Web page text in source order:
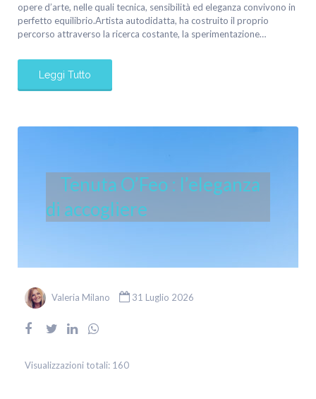
opere d’arte, nelle quali tecnica, sensibilità ed eleganza convivono in
perfetto equilibrio.Artista autodidatta, ha costruito il proprio
percorso attraverso la ricerca costante, la sperimentazione…
Leggi Tutto
Tenuta O’Feo : l’eleganza
di accogliere
Valeria Milano 31 Luglio 2026
Visualizzazioni totali: 160